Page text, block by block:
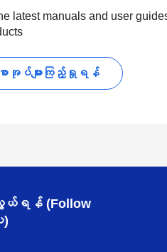
latest manuals and user
အုပ်များကြည့်ရှုရန်
ရန် (Follow
)